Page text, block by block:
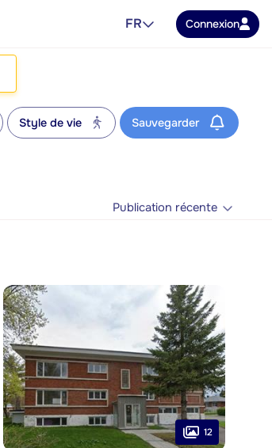
FR Connexion
Style de vie Sauvegarder
Publication récente
12